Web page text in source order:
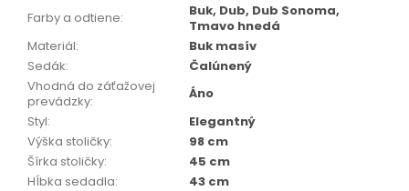
Farby a odtiene:
Buk, Dub, Dub Sonoma,
Tmavo hnedá
Materiál:
Buk masív
Sedák:
Čalúnený
Vhodná do záťažovej
prevádzky:
Áno
Styl:
Elegantný
Výška stoličky:
98 cm
Šírka stoličky:
45 cm
Hĺbka sedadla:
43 cm